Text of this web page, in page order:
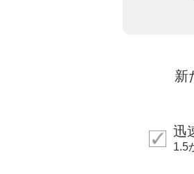
新
迅
1.5